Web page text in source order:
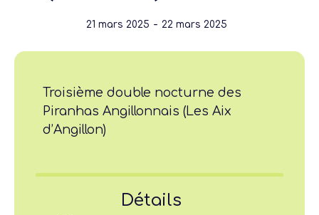
21 mars 2025 - 22 mars 2025
Troisième double nocturne des
Piranhas Angillonnais (Les Aix
d’Angillon)
Détails